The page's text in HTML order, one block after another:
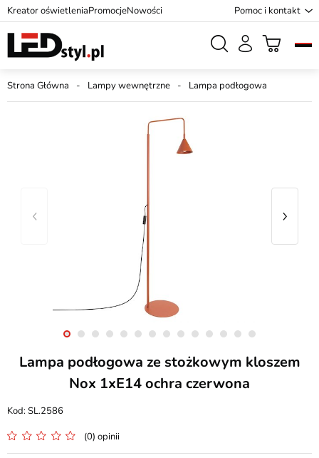
Kreator oświetleniaPromocjeNowości Pomoc i kontakt
Strona Główna Lampy wewnętrzne Lampa podłogowa
Lampa podłogowa ze stożkowym kloszem
Nox 1xE14 ochra czerwona
SL.2586
(0) opinii